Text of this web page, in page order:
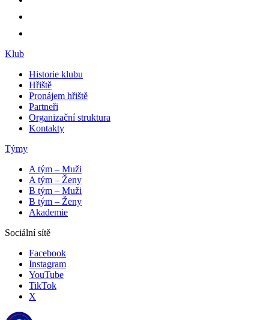
Klub
Historie klubu
Hřiště
Pronájem hřiště
Partneři
Organizační struktura
Kontakty
Týmy
A tým – Muži
A tým – Ženy
B tým – Muži
B tým – Ženy
Akademie
Sociální sítě
Facebook
Instagram
YouTube
TikTok
X